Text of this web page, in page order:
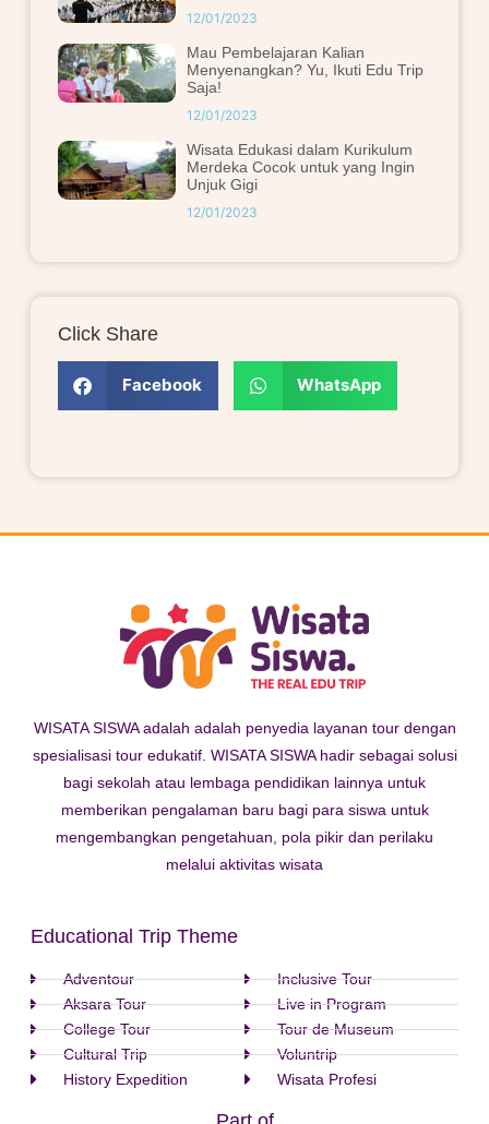
12/01/2023
Mau Pembelajaran Kalian
Menyenangkan? Yu, Ikuti Edu Trip
Saja!
12/01/2023
Wisata Edukasi dalam Kurikulum
Merdeka Cocok untuk yang Ingin
Unjuk Gigi
12/01/2023
Click Share
Facebook WhatsApp
WISATA SISWA adalah adalah penyedia layanan tour dengan
spesialisasi tour edukatif. WISATA SISWA hadir sebagai solusi
bagi sekolah atau lembaga pendidikan lainnya untuk
memberikan pengalaman baru bagi para siswa untuk
mengembangkan pengetahuan, pola pikir dan perilaku
melalui aktivitas wisata
Educational Trip Theme
Adventour
Aksara Tour
College Tour
Cultural Trip
History Expedition
Inclusive Tour
Live in Program
Tour de Museum
Voluntrip
Wisata Profesi